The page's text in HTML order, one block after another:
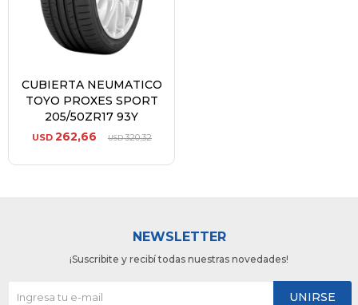
CUBIERTA NEUMATICO
TOYO PROXES SPORT
205/50ZR17 93Y
USD 262,66 USD320,32
NEWSLETTER
¡Suscribite y recibí todas nuestras novedades!
UNIRSE